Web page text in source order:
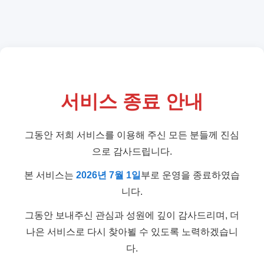
서비스 종료 안내
그동안 저희 서비스를 이용해 주신 모든 분들께 진심
으로 감사드립니다.
본 서비스는 2026년 7월 1일부로 운영을 종료하였습
니다.
그동안 보내주신 관심과 성원에 깊이 감사드리며, 더
나은 서비스로 다시 찾아뵐 수 있도록 노력하겠습니
다.